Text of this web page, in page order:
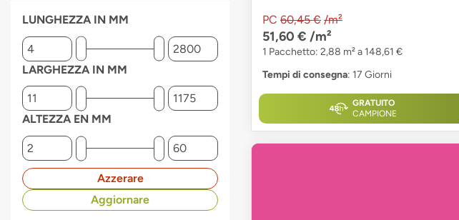
LUNGHEZZA IN MM
LARGHEZZA IN MM
ALTEZZA EN MM
Azzerare
Aggiornare
PC 60,45 € /m²
51,60 € /m²
1 Pacchetto: 2,88 m² a 148,61 €
Tempi di consegna: 17 Giorni
GRATUITO
CAMPIONE